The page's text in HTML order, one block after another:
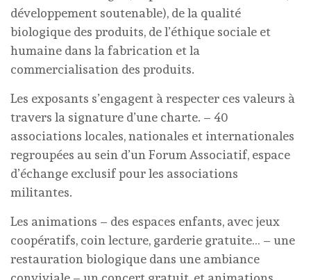
développement soutenable), de la qualité
biologique des produits, de l’éthique sociale et
humaine dans la fabrication et la
commercialisation des produits.
Les exposants s’engagent à respecter ces valeurs à
travers la signature d’une charte. – 40
associations locales, nationales et internationales
regroupées au sein d’un Forum Associatif, espace
d’échange exclusif pour les associations
militantes.
Les animations – des espaces enfants, avec jeux
coopératifs, coin lecture, garderie gratuite… – une
restauration biologique dans une ambiance